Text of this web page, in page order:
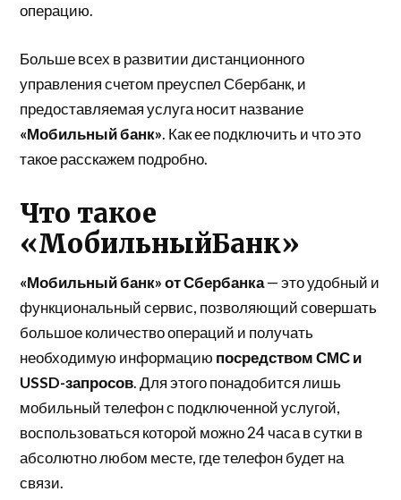
операцию.
Больше всех в развитии дистанционного
управления счетом преуспел Сбербанк, и
предоставляемая услуга носит название
«Мобильный банк». Как ее подключить и что это
такое расскажем подробно.
Что такое
«МобильныйБанк»
«Мобильный банк» от Сбербанка— это удобный и
функциональный сервис, позволяющий совершать
большое количество операций и получать
необходимую информацию посредством СМС и
USSD-запросов. Для этого понадобится лишь
мобильный телефон с подключенной услугой,
воспользоваться которой можно 24 часа в сутки в
абсолютно любом месте, где телефон будет на
связи.